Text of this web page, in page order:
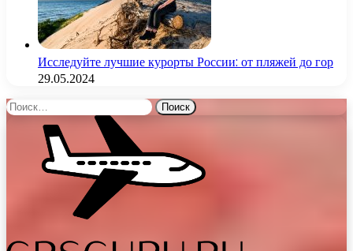
Исследуйте лучшие курорты России: от пляжей до гор
29.05.2024
Найти: